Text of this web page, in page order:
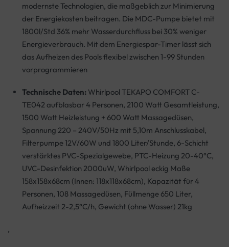
modernste Technologien, die maßgeblich zur Minimierung
der Energiekosten beitragen. Die MDC-Pumpe bietet mit
1800l/Std 36% mehr Wasserdurchfluss bei 30% weniger
Energieverbrauch. Mit dem Energiespar-Timer lässt sich
das Aufheizen des Pools flexibel zwischen 1-99 Stunden
vorprogrammieren
Technische Daten: Whirlpool TEKAPO COMFORT C-
TE042 aufblasbar 4 Personen, 2100 Watt Gesamtleistung,
1500 Watt Heizleistung + 600 Watt Massagedüsen,
Spannung 220 – 240V/50Hz mit 5,10m Anschlusskabel,
Filterpumpe 12V/60W und 1800 Liter/Stunde, 6-Schicht
verstärktes PVC-Spezialgewebe, PTC-Heizung 20-40°C,
UVC-Desinfektion 2000uW, Whirlpool eckig Maße
158x158x68cm (Innen: 118x118x68cm), Kapazität für 4
Personen, 108 Massagedüsen, Füllmenge 650 Liter,
Aufheizzeit 2-2,5°C/h, Gewicht (ohne Wasser) 21kg
,